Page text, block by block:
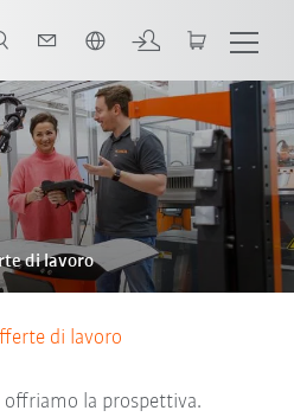
di lavoro
di lavoro
la prospettiva.